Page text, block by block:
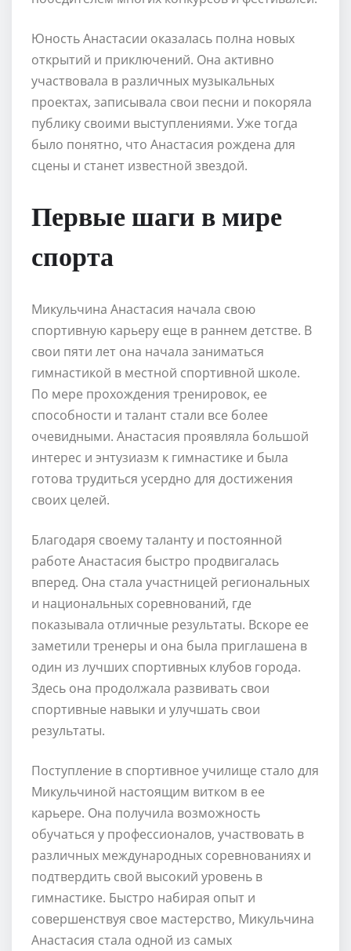
Юность Анастасии оказалась полна новых
открытий и приключений. Она активно
участвовала в различных музыкальных
проектах, записывала свои песни и покоряла
публику своими выступлениями. Уже тогда
было понятно, что Анастасия рождена для
сцены и станет известной звездой.
Первые шаги в мире
спорта
Микульчина Анастасия начала свою
спортивную карьеру еще в раннем детстве. В
свои пяти лет она начала заниматься
гимнастикой в местной спортивной школе.
По мере прохождения тренировок, ее
способности и талант стали все более
очевидными. Анастасия проявляла большой
интерес и энтузиазм к гимнастике и была
готова трудиться усердно для достижения
своих целей.
Благодаря своему таланту и постоянной
работе Анастасия быстро продвигалась
вперед. Она стала участницей региональных
и национальных соревнований, где
показывала отличные результаты. Вскоре ее
заметили тренеры и она была приглашена в
один из лучших спортивных клубов города.
Здесь онa продолжала развивать свои
спортивные навыки и улучшать свои
результаты.
Поступление в спортивное училище стало для
Микульчиной настоящим витком в ее
карьере. Она получила возможность
обучаться у профессионалов, участвовать в
различных международных соревнованиях и
подтвердить свой высокий уровень в
гимнастике. Быстро набирая опыт и
совершенствуя свое мастерство, Микульчина
Анастасия стала одной из самых